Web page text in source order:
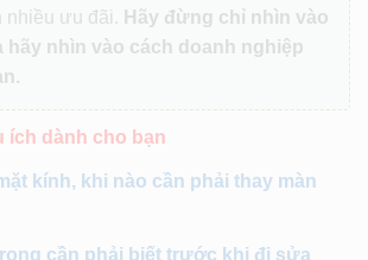
nhiều ưu đãi. Hãy đừng chỉ nhìn vào
hãy nhìn vào cách doanh nghiệp
ích dành cho bạn
kính, khi nào cần phải thay màn
cần phải biết trước khi đi sửa